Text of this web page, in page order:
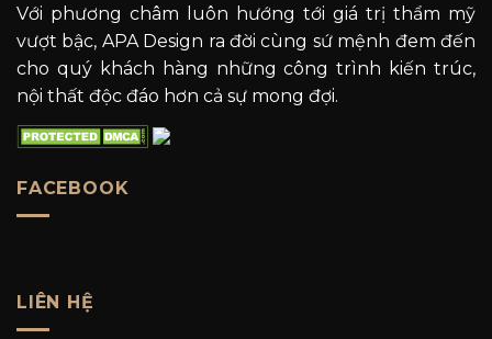
Với phương châm luôn hướng tới giá trị thẩm mỹ
vượt bậc, APA Design ra đời cùng sứ mệnh đem đến
cho quý khách hàng những công trình kiến trúc,
nội thất độc đáo hơn cả sự mong đợi.
FACEBOOK
LIÊN HỆ